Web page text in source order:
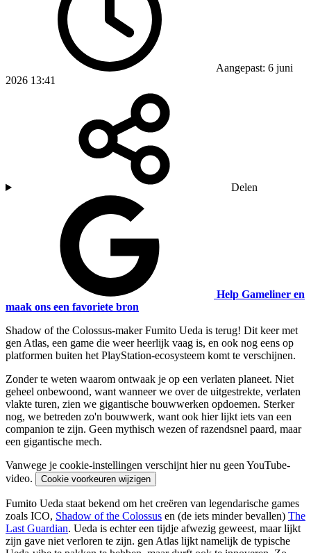
Aangepast: 6 juni
2026 13:41
Delen
Help Gameliner en
maak ons een favoriete bron
Shadow of the Colossus-maker Fumito Ueda is terug! Dit keer met
gen Atlas, een game die weer heerlijk vaag is, en ook nog eens op
platformen buiten het PlayStation-ecosysteem komt te verschijnen.
Zonder te weten waarom ontwaak je op een verlaten planeet. Niet
geheel onbewoond, want wanneer we over de uitgestrekte, verlaten
vlakte turen, zien we gigantische bouwwerken opdoemen. Sterker
nog, we betreden zo'n bouwwerk, want ook hier lijkt iets van een
companion te zijn. Geen mythisch wezen of razendsnel paard, maar
een gigantische mech.
Vanwege je cookie-instellingen verschijnt hier nu geen YouTube-
video.
Cookie voorkeuren wijzigen
Fumito Ueda staat bekend om het creëren van legendarische games
zoals ICO, Shadow of the Colossus en (de iets minder bevallen) The
Last Guardian. Ueda is echter een tijdje afwezig geweest, maar lijkt
zijn gave niet verloren te zijn. gen Atlas lijkt namelijk de typische